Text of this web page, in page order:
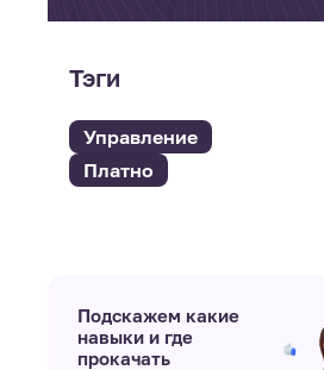
Тэги
Управление
Платно
Подскажем какие
навыки и где
прокачать